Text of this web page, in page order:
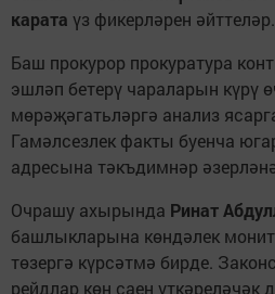
карата үз фикерләрен әйттеләр.
Баш прокурор прокуратура
эшләп бетерү чараларын күрү
мөрәҗәгатьләргә анализ
Гамәлсезлек факты буенча
адресына тәкъдимнәр
Очрашу ахырында Ринат
башлыкларына көндәлек
төзергә күрсәтмә бирде.
рейдлар көн саен үткәреләчәк